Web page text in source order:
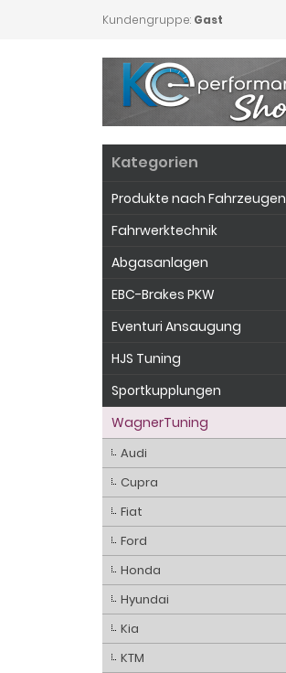
Kundengruppe: Gast
Kategorien
Produkte nach Fahrzeugen
Fahrwerktechnik
Abgasanlagen
EBC-Brakes PKW
Eventuri Ansaugung
HJS Tuning
Sportkupplungen
WagnerTuning
Audi
Cupra
Fiat
Ford
Honda
Hyundai
Kia
KTM